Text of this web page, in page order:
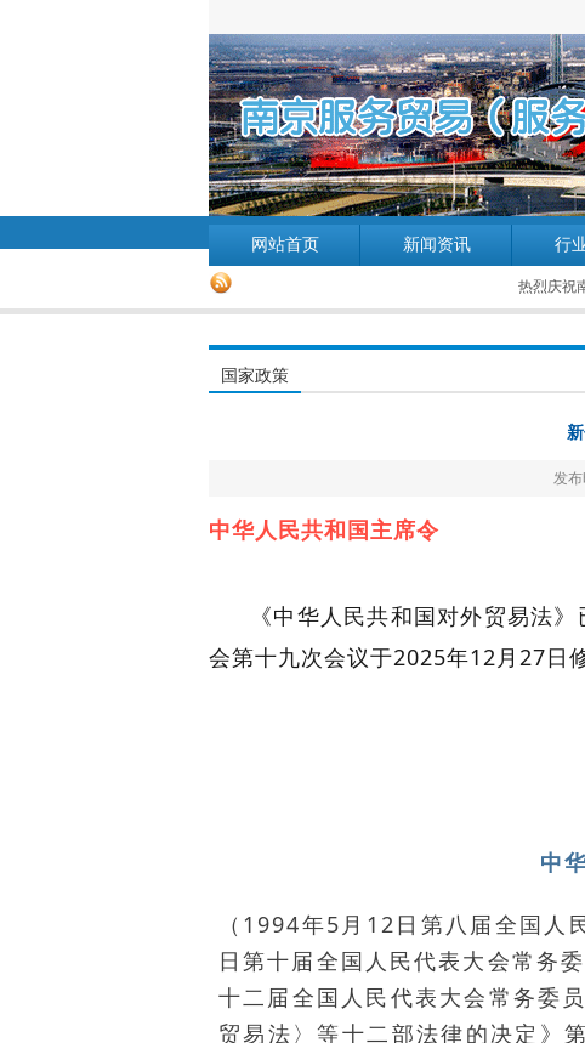
网站首页 新闻资讯 行
热烈庆祝
国家政策
发
中华人民共和国主席令
《中华人民共和国对外贸易法
会第十九次会议于2025年12月27日
中
（1994年5月12日第八届全国
日第十届全国人民代表大会常务
十二届全国人民代表大会常务委
贸易法〉等十二部法律的决定